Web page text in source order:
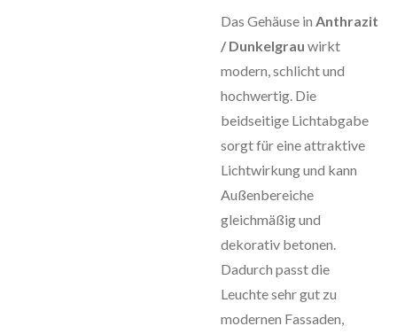
Das Gehäuse in Anthrazit
/ Dunkelgrau wirkt
modern, schlicht und
hochwertig. Die
beidseitige Lichtabgabe
sorgt für eine attraktive
Lichtwirkung und kann
Außenbereiche
gleichmäßig und
dekorativ betonen.
Dadurch passt die
Leuchte sehr gut zu
modernen Fassaden,